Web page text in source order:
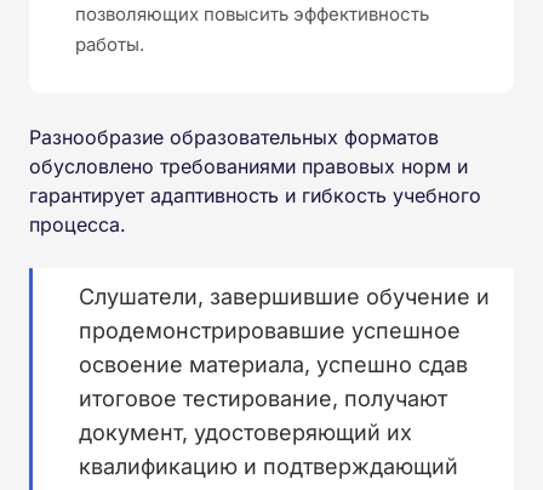
позволяющих повысить эффективность
работы.
Разнообразие образовательных форматов
обусловлено требованиями правовых норм и
гарантирует адаптивность и гибкость учебного
процесса.
Слушатели, завершившие обучение и
продемонстрировавшие успешное
освоение материала, успешно сдав
итоговое тестирование, получают
документ, удостоверяющий их
квалификацию и подтверждающий